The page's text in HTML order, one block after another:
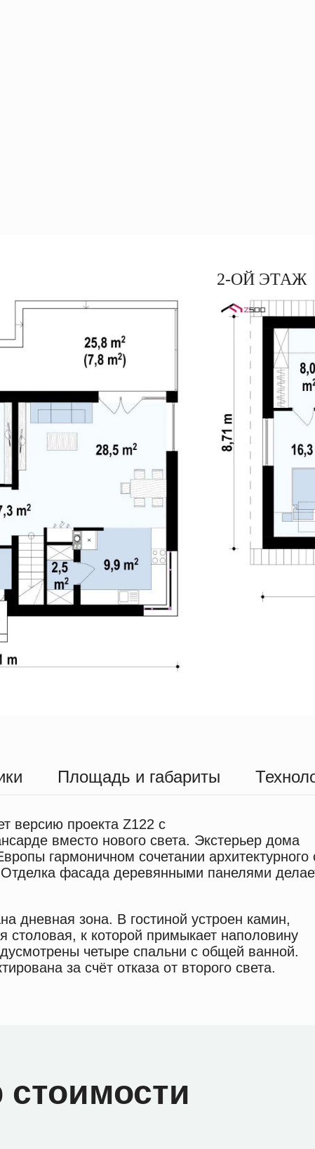
2-ОЙ ЭТАЖ
Площадь и габариты
версию проекта Z122 c
вместо нового света. Экстерьер дома
гармоничном сочетании архитектурного
фасада деревянными панелями
дневная зона. В гостиной устроен камин,
столовая, к которой примыкает наполовину
четыре спальни с общей ванной.
за счёт отказа от второго света.
стоимости